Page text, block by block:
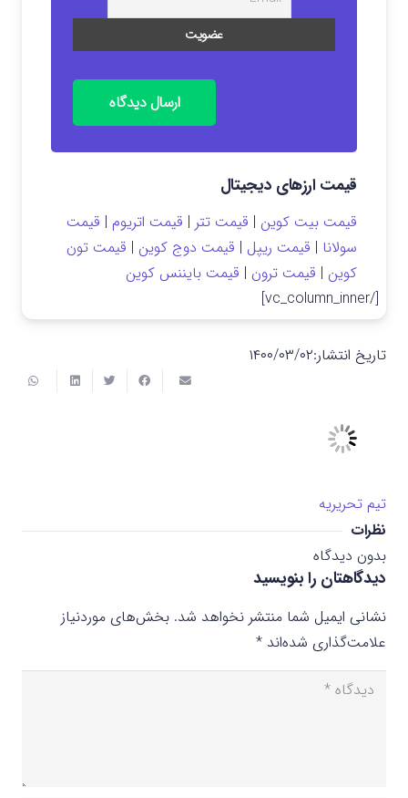
ارسال دیدگاه
قیمت ارزهای دیجیتال
قیمت بیت کوین | قیمت تتر | قیمت اتریوم | قیمت
سولانا | قیمت ریپل | قیمت دوج کوین | قیمت تون
کوین | قیمت ترون | قیمت بایننس کوین
[/vc_column_inner]
تاریخ انتشار:۱۴۰۰/۰۳/۰۲
تیم تحریریه
نظرات
بدون دیدگاه
دیدگاهتان را بنویسید
نشانی ایمیل شما منتشر نخواهد شد. بخش‌های موردنیاز
علامت‌گذاری شده‌اند *